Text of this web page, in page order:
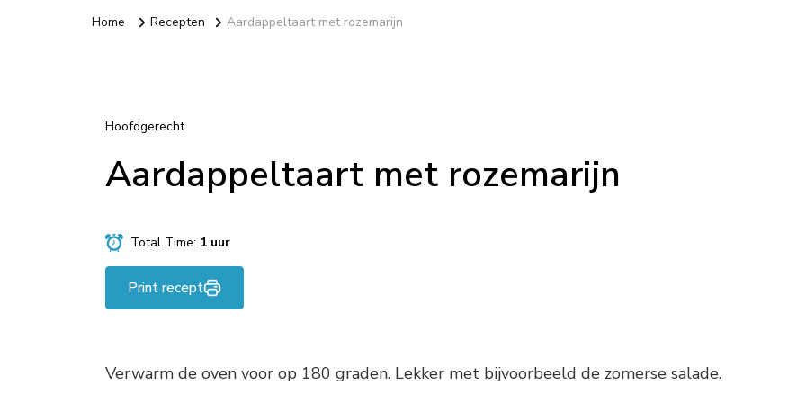
Home Recepten Aardappeltaart met rozemarijn
Hoofdgerecht
Aardappeltaart met rozemarijn
Total Time: 1 uur
Print recept
Verwarm de oven voor op 180 graden. Lekker met bijvoorbeeld de zomerse salade.